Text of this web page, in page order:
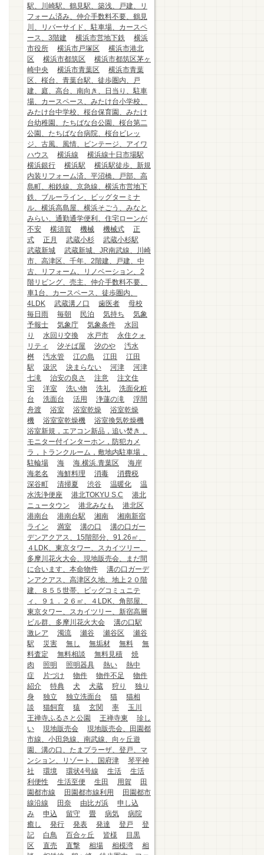
駅、川崎駅、鶴見駅、築浅、戸建、リ
フォーム済み、仲介手数料不要、鶴見
川、リバーサイド、駐車場、カースペ
ース、3階建
横浜市営地下鉄
横浜
市役所
横浜市戸塚区
横浜市港北
区
横浜市都筑区
横浜市都筑区茅ヶ
崎中央
横浜市青葉区
横浜市青葉
区、桜台、青葉台駅、徒歩圏内、戸
建、庭、高台、南向き、日当り、駐車
場、カースペース、みたけ台小学校、
みたけ台中学校、桜台保育園、みたけ
台幼稚園、たちばな台公園、桜台第二
公園、たちばな台病院、桜台ビレッ
ジ、古風、風情、ビンテージ、アイワ
ハウス
横浜線
横浜線十日市場駅
横浜銀行
横浜駅
横浜駅徒歩、新規
内装リフォーム済、平沼橋、戸部、高
島町、相鉄線、京急線、横浜市営地下
鉄、ブルーライン、ビッグターミナ
ル、横浜高島屋、横浜そごう、みなと
みらい、通勤通学便利、住宅ローンが
不安
横須賀 機械 機械式
正
式
正月 武蔵小杉
武蔵小杉駅
武蔵新城
武蔵新城、JR南武線、川崎
市、高津区、千年、2階建、戸建、中
古、リフォーム、リノベーション、2
階リビング、売主、仲介手数料不要、
車1台、カースペース、徒歩圏内、
4LDK
武蔵溝ノ口 歯医者
母校
毎日雨
毎朝 民泊 気持ち
気象
予報士
気象庁 気象条件
水回
り
水回り交換 水戸市
永住クォ
リティ
汐そば屋 汐のや
汚水
桝
汚水管 江の島 江田
江田
駅
汲沢 決まらない 河津
河津
七滝
治安の良さ 注意
注文住
宅
洋室 洗い物 洗礼
洗面化粧
台
洗面台 活用 浄蓮の滝
浮間
舟渡
浴室 浴室乾燥
浴室乾燥
機
浴室室乾燥機
浴室換気乾燥機
浴室新規，エアコン新品，追い焚き，
モニター付インターホン，防犯カメ
ラ，トランクルーム，敷地内駐車場，
駐輪場
海 海.横浜.青葉区
海岸
海老名
海鮮料理 消毒
消費税
深谷町
清掃夏 渋谷 温暖化
温
水洗浄便座
港北TOKYU S.C
港北
ニュータウン
港北みなも
港北区
港南台
港南台駅 湘南
湘南新宿
ライン
満室 溝の口
溝の口ガー
デンアクアス、15階部分、91.26㎡、
４LDK、東京タワー、スカイツリー、
多摩川花火大会、現地販売会、まだ間
に合います、本命物件
溝の口ガーデ
ンアクアス、高津区久地、地上２０階
建、８５５世帯、ビッグコミュニテ
ィ、９１．２６㎡、４LDK、角部屋、
東京タワー、スカイツリー、新宿高層
ビル群、多摩川花火大会
溝の口駅
激レア
濁流 瀬谷 瀬谷区
瀬谷
駅
災害 無し 無垢材 無料
無
料査定
無料相談 無料見積
焼
肉
照明 照明器具 熱い
熱中
症
片づけ 物件 物件不足
物件
紹介
特典 犬 犬蔵 狩り
独り
身
独立 独立洗面台 猫
猫相
談
猫飼育 猿 玄関 率
玉川
王禅寺ふるさと公園
王禅寺東
珍し
い
現地販売会
現地販売会、田園都
市線、小田急線、南武線、向ヶ丘遊
園、溝の口、たまプラーザ、登戸、マ
ンション、リゾート、国府津
琴平神
社
環境 環状4号線 生活
生活
利便性
生活至便 生田 用賀
田
園都市線
田園都市線利用
田園都市
線沿線
田奈 由比ガ浜
申し込
み
申込 留守 畳 病気
病院
癒し
発行 発表 発達 登戸
登
記
白鳥 百合ヶ丘 皆様
目黒
区
直売 直撃 相場 相模湾
相